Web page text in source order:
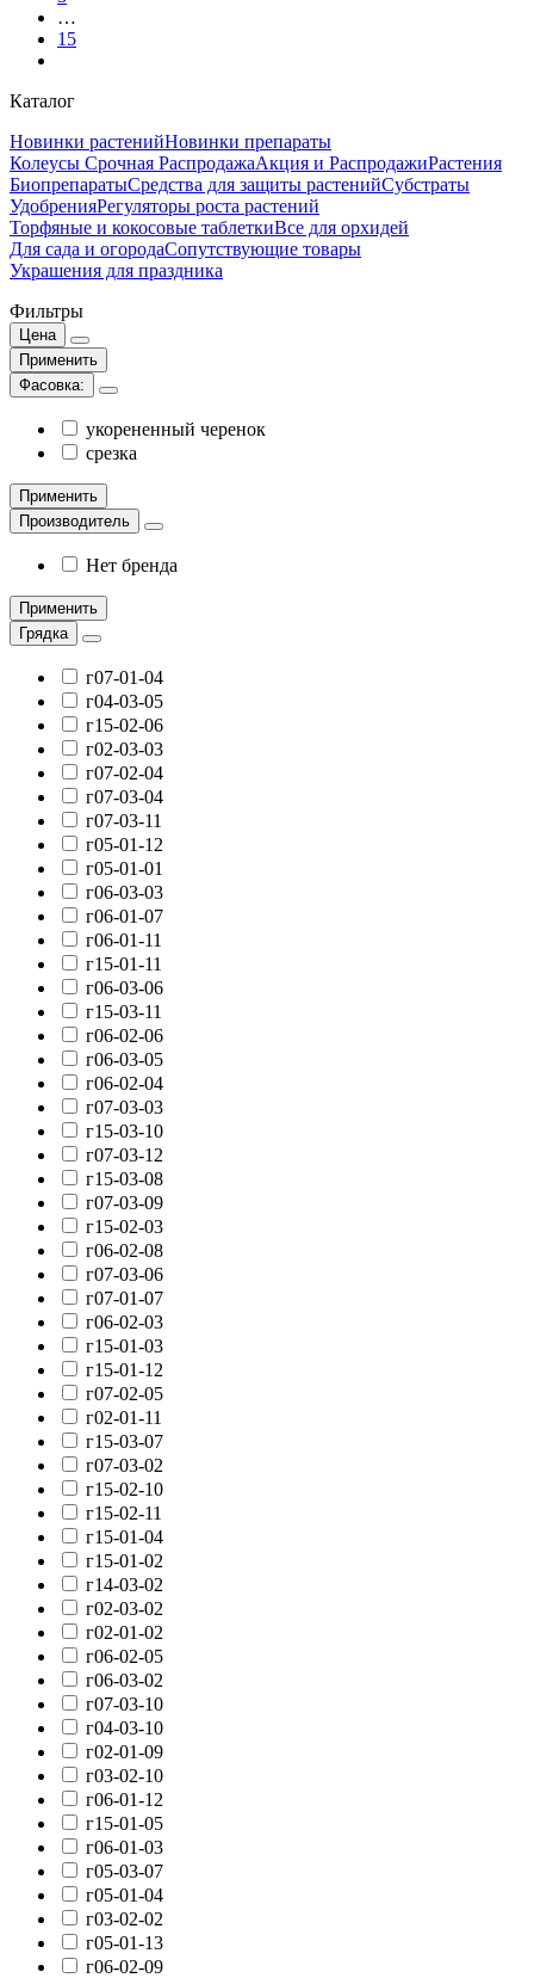
…
15
Каталог
Новинки растенийНовинки препараты
Колеусы Срочная РаспродажаАкция и РаспродажиРастения
БиопрепаратыСредства для защиты растенийСубстраты
УдобренияРегуляторы роста растений
Торфяные и кокосовые таблеткиВсе для орхидей
Для сада и огородаСопутствующие товары
Украшения для праздника
Фильтры
Цена
Применить
Фасовка:
укорененный черенок
срезка
Применить
Производитель
Нет бренда
Применить
Грядка
г07-01-04
г04-03-05
г15-02-06
г02-03-03
г07-02-04
г07-03-04
г07-03-11
г05-01-12
г05-01-01
г06-03-03
г06-01-07
г06-01-11
г15-01-11
г06-03-06
г15-03-11
г06-02-06
г06-03-05
г06-02-04
г07-03-03
г15-03-10
г07-03-12
г15-03-08
г07-03-09
г15-02-03
г06-02-08
г07-03-06
г07-01-07
г06-02-03
г15-01-03
г15-01-12
г07-02-05
г02-01-11
г15-03-07
г07-03-02
г15-02-10
г15-02-11
г15-01-04
г15-01-02
г14-03-02
г02-03-02
г02-01-02
г06-02-05
г06-03-02
г07-03-10
г04-03-10
г02-01-09
г03-02-10
г06-01-12
г15-01-05
г06-01-03
г05-03-07
г05-01-04
г03-02-02
г05-01-13
г06-02-09